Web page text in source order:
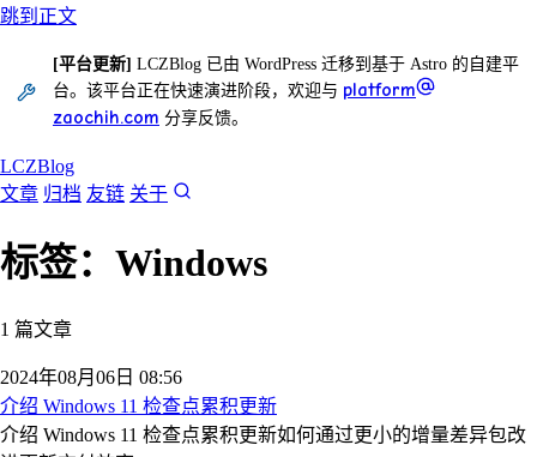
跳到正文
[平台更新] LCZBlog 已由 WordPress 迁移到基于 Astro 的自建平
台。该平台正在快速演进阶段，欢迎与 platform
zaochih.com 分享反馈。
LCZBlog
文章 归档 友链 关于
标签：Windows
1 篇文章
2024年08月06日 08:56
介绍 Windows 11 检查点累积更新
介绍 Windows 11 检查点累积更新如何通过更小的增量差异包改